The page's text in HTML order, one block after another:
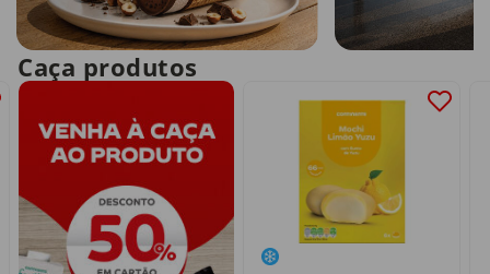
Caça produtos